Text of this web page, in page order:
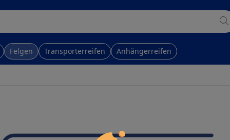
Felgen Transporterreifen Anhängerreifen